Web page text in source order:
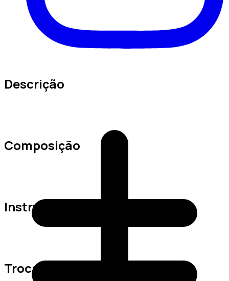
Descrição
Composição
Instruções de Lavagem
Trocas e Devoluções